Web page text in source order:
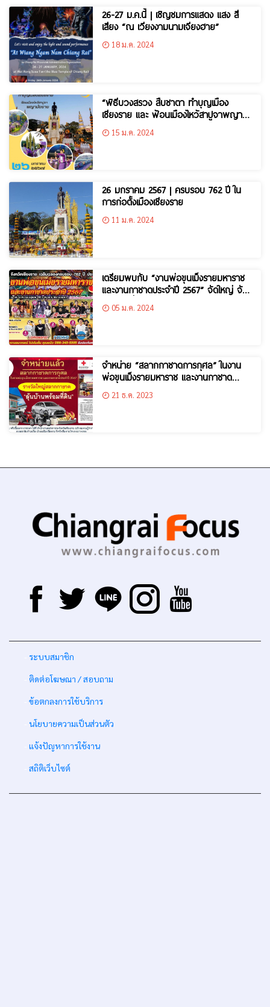
26-27 ม.ค.นี้ | เชิญชมการแสดง แสง สี
เสียง “ณ เวียงงามนามเจียงฮาย”
18 ม.ค. 2024
“พิธีบวงสรวง สืบชาตา ทำบุญเมือง
เชียงราย และ ฟ้อนเมืองไหว้สาปูจาพญา
มังราย”15 ม.ค. 2024
26 มกราคม 2567 | ครบรอบ 762 ปี ใน
การก่อตั้งเมืองเชียงราย
11 ม.ค. 2024
เตรียมพบกับ “งานพ่อขุนเม็งรายมหาราช
และงานกาชาดประจำปี 2567” จัดใหญ่ จัด
เต็ม จัดที่เดิม เพิ่มเติมความมันส์
05 ม.ค. 2024
จำหน่าย “สลากกาชาดการกุศล” ในงาน
พ่อขุนเม็งรายมหาราช และงานกาชาด
ประจำปี 2567
21 ธ.ค. 2023
ระบบสมาชิก
ติดต่อโฆษณา / สอบถาม
ข้อตกลงการใช้บริการ
นโยบายความเป็นส่วนตัว
แจ้งปัญหาการใช้งาน
สถิติเว็บไซต์